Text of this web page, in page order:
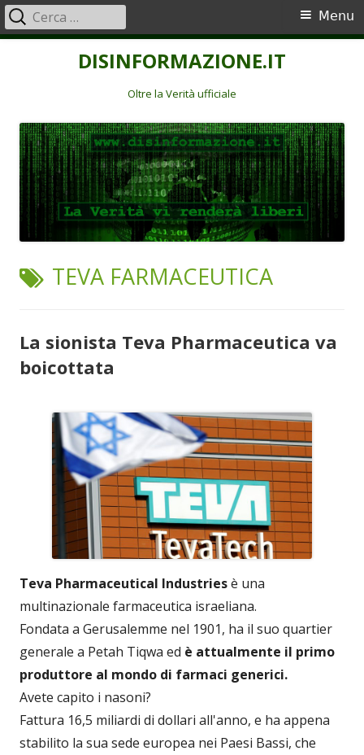
DISINFORMAZIONE.IT
Oltre la Verità ufficiale
Menu
principale
Menu
Ricerca
per:
TAG:
TEVA FARMACEUTICA
La sionista Teva Pharmaceutica va
boicottata
Teva Pharmaceutical Industriesè una
multinazionale farmaceutica israeliana.
Fondata a Gerusalemme nel 1901, ha il suo quartier
generale a Petah Tiqwa ed è attualmente il primo
produttore al mondo di farmaci generici.
Avete capito i nasoni?
Fattura 16,5 miliardi di dollari all'anno, e ha appena
stabilito la sua sede europea nei Paesi Bassi, che